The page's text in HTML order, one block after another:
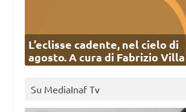
L’eclisse cadente, nel cielo di
agosto. A cura di Fabrizio Villa
Su MediaInaf Tv